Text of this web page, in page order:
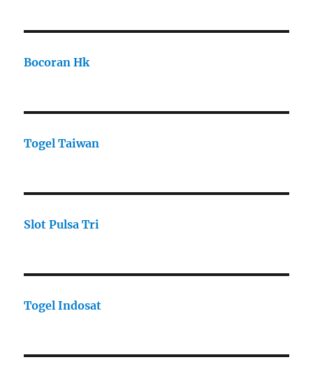
Bocoran Hk
Togel Taiwan
Slot Pulsa Tri
Togel Indosat